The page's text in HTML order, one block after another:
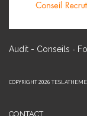
Audit - Conseils -
COPYRIGHT 2026
CONTACT